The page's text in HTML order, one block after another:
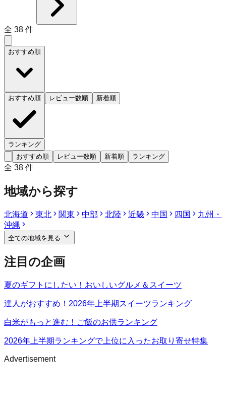
全 38 件
おすすめ順
おすすめ順 レビュー数順 新着順
ランキング
おすすめ順
レビュー数順 新着順 ランキング
全 38 件
地域から探す
北海道 東北 関東 中部 北陸 近畿 中国 四国
九州・
沖縄
全ての地域を見る
注目の企画
夏のギフトにしたい！おいしいグルメ＆スイーツ
達人がおすすめ！2026年上半期スイーツランキング
白米がもっと進む！ご飯のお供ランキング
2026年上半期ランキングで上位に入ったお取り寄せ特集
Advertisement